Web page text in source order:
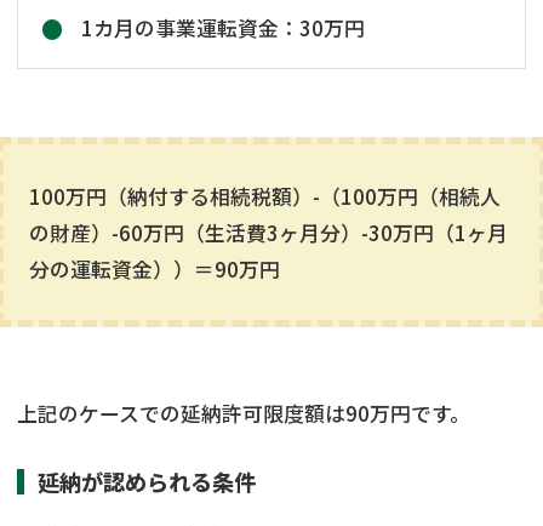
1カ月の事業運転資金：30万円
100万円（納付する相続税額）-（100万円（相続人
の財産）-60万円（生活費3ヶ月分）-30万円（1ヶ月
分の運転資金））＝90万円
上記のケースでの延納許可限度額は90万円です。
延納が認められる条件